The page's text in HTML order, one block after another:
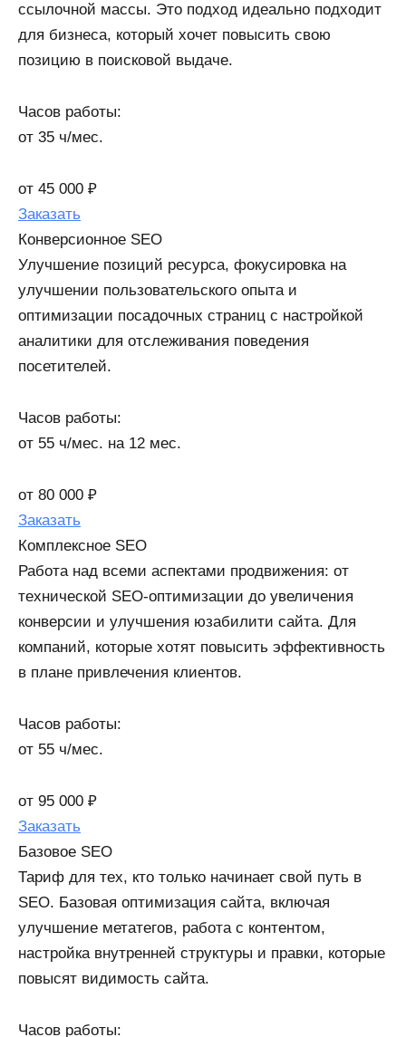
ссылочной массы. Это подход идеально подходит
для бизнеса, который хочет повысить свою
позицию в поисковой выдаче.
Часов работы:
от 35 ч/мес.​
от 45 000 ₽
Заказать
Конверсионное SEO
Улучшение позиций ресурса, фокусировка на
улучшении пользовательского опыта и
оптимизации посадочных страниц с настройкой
аналитики для отслеживания поведения
посетителей.
Часов работы:
от 55 ч/мес. на 12 мес.
от 80 000 ₽
Заказать
Комплексное SEO
Работа над всеми аспектами продвижения: от
технической SEO-оптимизации до увеличения
конверсии и улучшения юзабилити сайта. Для
компаний, которые хотят повысить эффективность
в плане привлечения клиентов.
Часов работы:
от 55 ч/мес.​
от 95 000 ₽
Заказать
Базовое SEO
Тариф для тех, кто только начинает свой путь в
SEO. Базовая оптимизация сайта, включая
улучшение метатегов, работа с контентом,
настройка внутренней структуры и правки, которые
повысят видимость сайта.
Часов работы: